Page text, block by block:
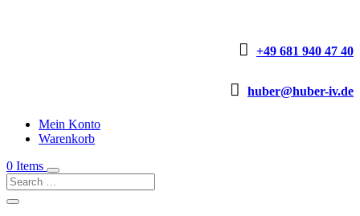
 +49 681 940 47 40
 huber@huber-iv.de
Mein Konto
Warenkorb
0 Items